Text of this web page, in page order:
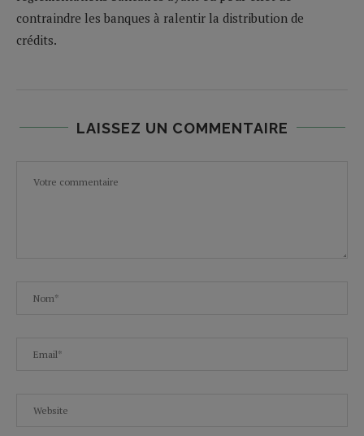
contraindre les banques à ralentir la distribution de
crédits.
LAISSEZ UN COMMENTAIRE